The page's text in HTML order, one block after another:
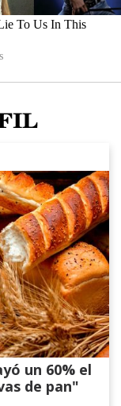
un 60% el
de pan"